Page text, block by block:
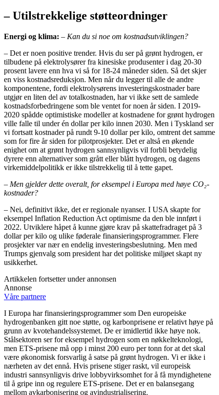
– Utilstrekkelige støtteordninger
Energi og klima: – Kan du si noe om kostnadsutviklingen?
– Det er noen positive trender. Hvis du ser på grønt hydrogen, er
tilbudene på elektrolysører fra kinesiske produsenter i dag 20-30
prosent lavere enn hva vi så for 18-24 måneder siden. Så det skjer
en viss kostnadsreduksjon. Men når du legger til alle de andre
komponentene, fordi elektrolysørens investeringskostnader bare
utgjør en liten del av totalkostnaden, har vi ikke sett de samlede
kostnadsforbedringene som ble ventet for noen år siden. I 2019-
2020 spådde optimistiske modeller at kostnadene for grønt hydrogen
ville falle til under én dollar per kilo innen 2030. Men i Tyskland ser
vi fortsatt kostnader på rundt 9-10 dollar per kilo, omtrent det samme
som for fire år siden for pilotprosjekter. Det er altså en økende
enighet om at grønt hydrogen sannsynligvis vil forbli betydelig
dyrere enn alternativer som grått eller blått hydrogen, og dagens
virkemiddelpolitikk er ikke tilstrekkelig til å tette gapet.
– Men gjelder dette overalt, for eksempel i Europa med høye CO₂-
kostnader?
– Nei, definitivt ikke, det er regionale nyanser. I USA skapte for
eksempel Inflation Reduction Act optimisme da den ble innført i
2022. Utviklere håpet å kunne gjøre krav på skattefradraget på 3
dollar per kilo og ulike føderale finansieringsprogrammer. Flere
prosjekter var nær en endelig investeringsbeslutning. Men med
Trumps gjenvalg som president har det politiske miljøet skapt ny
usikkerhet.
Artikkelen fortsetter under annonsen
Annonse
Våre partnere
I Europa har finansieringsprogrammer som Den europeiske
hydrogenbanken gitt noe støtte, og karbonprisene er relativt høye på
grunn av kvotehandelssystemet. De er imidlertid ikke høye nok.
Stålsektoren ser for eksempel hydrogen som en nøkkelteknologi,
men ETS-prisene må opp i minst 200 euro per tonn for at det skal
være økonomisk forsvarlig å satse på grønt hydrogen. Vi er ikke i
nærheten av det ennå. Hvis prisene stiger raskt, vil europeisk
industri sannsynligvis drive lobbyvirksomhet for å få myndighetene
til å gripe inn og regulere ETS-prisene. Det er en balansegang
mellom avkarbonisering og avindustrialisering.